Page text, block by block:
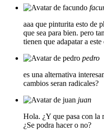
aaa que pinturita esto de
que sea para bien. pero
tienen que adapatar a
pedro
es una alternativa
cambios seran radicales?
juan
Hola. ¿Y que pasa con la
¿Se podra hacer o no?